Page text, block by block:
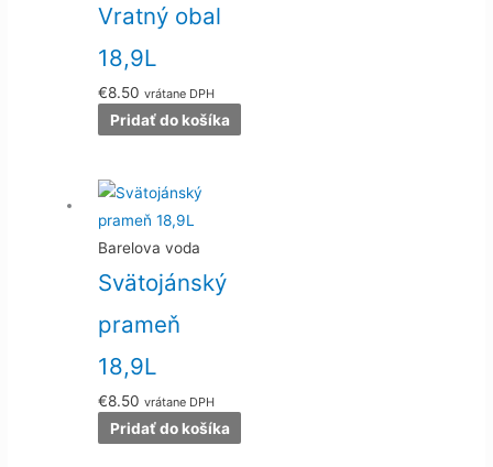
Vratný obal
18,9L
€8.50 vrátane DPH
Pridať do košíka
Barelova voda
Svätojánský
prameň
18,9L
€8.50 vrátane DPH
Pridať do košíka